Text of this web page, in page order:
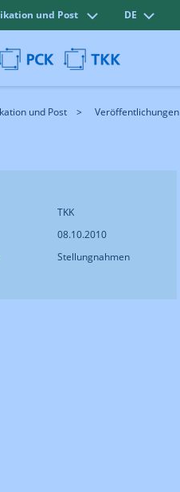
und Post DE
und Post Veröffentlichungen
TKK
08.10.2010
Stellungnahmen